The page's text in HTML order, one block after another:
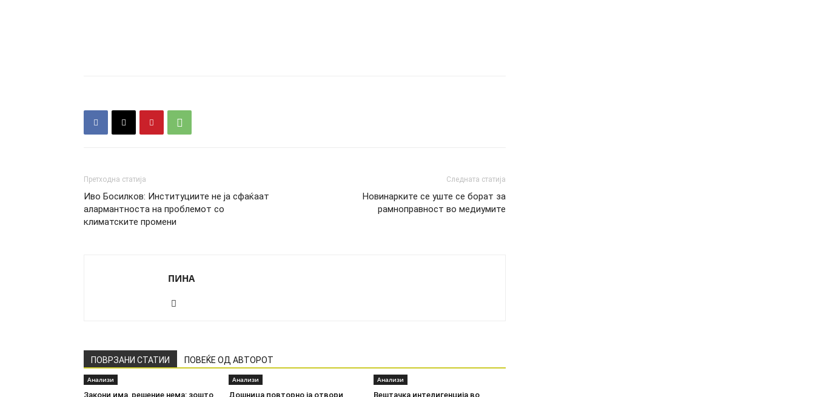
Претходна статија
Иво Босилков: Институциите не ја сфаќаат
алармантноста на проблемот со
климатските промени
Следната статија
Новинарките се уште се борат за
рамноправност во медиумите
ПИНА
ПОВРЗАНИ СТАТИИ ПОВЕЌЕ ОД АВТОРОТ
Анализи
Закони има, решение нема: зошто
Анализи
Дошница повторно ја отвори
Анализи
Вештачка интелигенција во